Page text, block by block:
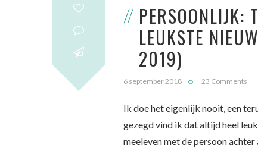
PERSOONLIJK:
LEUKSTE
2019)
6 september 2018 23 Comments
Ik doe het eigenlijk nooit, een
gezegd vind ik dat altijd heel
meeleven met de persoon